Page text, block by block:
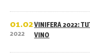
01.02
2022
VINIFERA 2022:
VINO